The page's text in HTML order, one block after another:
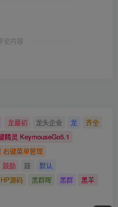
论内容
龙最初 龙头企业 龙
齐全
精灵 KeymouseGo5.1
右键菜单管理
鼓励 鼓
默认
源码
黑群晖 黑群
黑羊